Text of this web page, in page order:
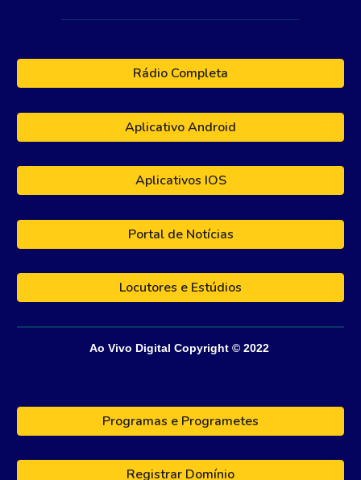
Rádio Completa
Aplicativo Android
Aplicativos IOS
Portal de Notícias
Locutores e Estúdios
Ao Vivo Digital Copyright © 2022
Programas e Programetes
Registrar Domínio